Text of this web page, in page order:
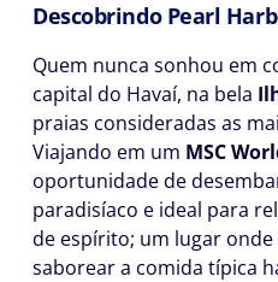
Descobrindo Pearl
Quem nunca sonhou em
capital do Havaí, na bela
praias consideradas as
Viajando em um MSC
oportunidade de
paradisíaco e ideal para
de espírito; um lugar
saborear a comida típica